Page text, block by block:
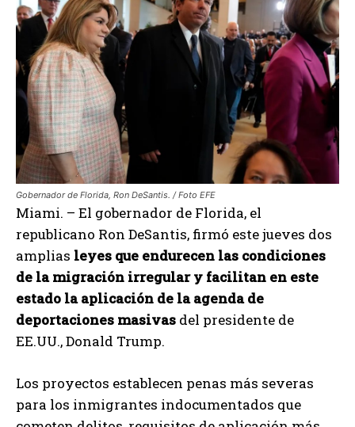
Gobernador de Florida, Ron DeSantis. / Foto EFE
Miami. – El gobernador de Florida, el
republicano Ron DeSantis, firmó este jueves dos
amplias leyes que endurecen las condiciones
de la migración irregular y facilitan en este
estado la aplicación de la agenda de
deportaciones masivas del presidente de
EE.UU., Donald Trump.
Los proyectos establecen penas más severas
para los inmigrantes indocumentados que